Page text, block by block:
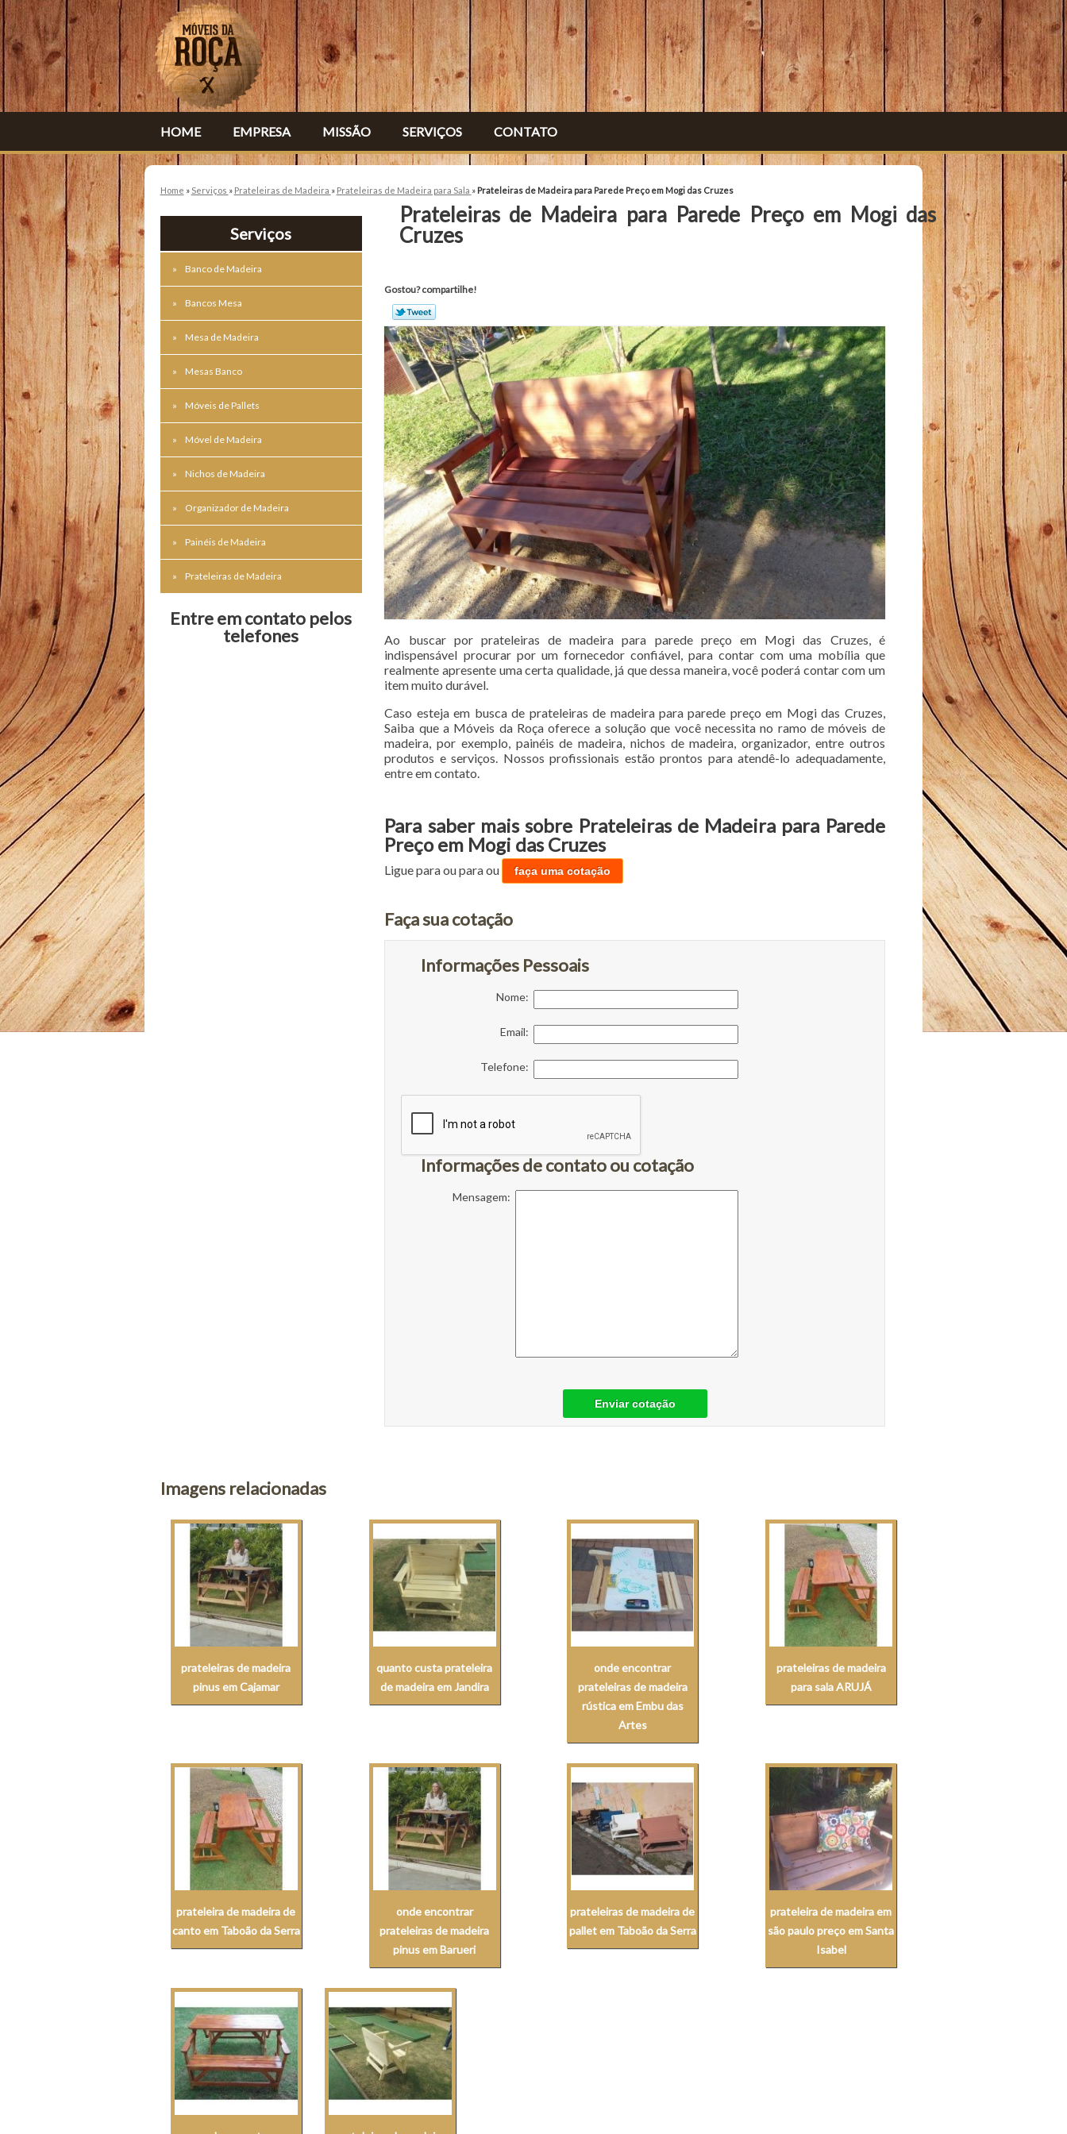
HOME EMPRESA MISSÃO SERVIÇOS CONTATO
Home » Serviços » Prateleiras de Madeira » Prateleiras de Madeira para Sala » Prateleiras de Madeira para Parede Preço em Mogi das Cruzes
Serviços
Banco de Madeira
Bancos Mesa
Mesa de Madeira
Mesas Banco
Móveis de Pallets
Móvel de Madeira
Nichos de Madeira
Organizador de Madeira
Painéis de Madeira
Prateleiras de Madeira
Entre em contato pelos
telefones
Prateleiras de Madeira para Parede Preço em Mogi das
Cruzes
Gostou? compartilhe!
Ao buscar por prateleiras de madeira para parede preço em Mogi das Cruzes, é
indispensável procurar por um fornecedor confiável, para contar com uma mobília que
realmente apresente uma certa qualidade, já que dessa maneira, você poderá contar com um
item muito durável.
Caso esteja em busca de prateleiras de madeira para parede preço em Mogi das Cruzes,
Saiba que a Móveis da Roça oferece a solução que você necessita no ramo de móveis de
madeira, por exemplo, painéis de madeira, nichos de madeira, organizador, entre outros
produtos e serviços. Nossos profissionais estão prontos para atendê-lo adequadamente,
entre em contato.
Para saber mais sobre Prateleiras de Madeira para Parede
Preço em Mogi das Cruzes
Ligue paraou paraou faça uma cotação
Faça sua cotação
Informações Pessoais
Nome:
Email:
Telefone:
Informações de contato ou cotação
Mensagem:
Enviar cotação
Imagens relacionadas
prateleiras de madeira
pinus em Cajamar
quanto custa prateleira
de madeira em Jandira
onde encontrar
prateleiras de madeira
rústica em Embu das
Artes
prateleiras de madeira
para sala ARUJÁ
prateleira de madeira de
canto em Taboão da Serra
onde encontrar
prateleiras de madeira
pinus em Barueri
prateleiras de madeira de
pallet em Taboão da Serra
prateleira de madeira em
são paulo preço em Santa
Isabel